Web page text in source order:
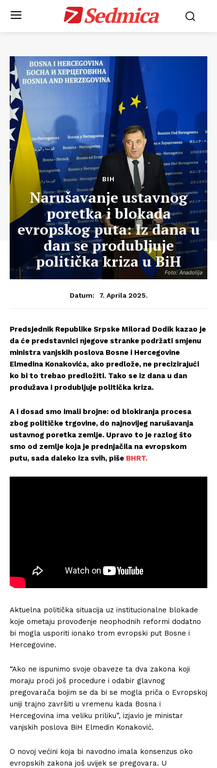
Sedmica
Foto: Anadolija
BIH
Narušavanje ustavnog
poretka i blokada
evropskog puta: Iz dana u
dan se produbljuje
politička kriza u BiH
Datum: 7. Aprila 2025.
Predsjednik Republike Srpske Milorad Dodik kazao je
da će predstavnici njegove stranke podržati smjenu
ministra vanjskih poslova Bosne i Hercegovine
Elmedina Konakovića, ako predlože, ne precizirajući
ko bi to trebao predložiti. Tako se iz dana u dan
produžava i produbljuje politička kriza.
A i dosad smo imali brojne: od blokiranja procesa
zbog političke trgovine, do najnovijeg narušavanja
ustavnog poretka zemlje. Upravo to je razlog što
smo od zemlje koja je prednjačila na evropskom
putu, sada daleko iza svih, piše BHRT.
Aktuelna politička situacija uz institucionalne blokade
koje ometaju provođenje neophodnih reformi dodatno
bi mogla usporiti ionako trom evropski put Bosne i
Hercegovine.
“Ako ne ispunimo svoje obaveze ta dva zakona koji
moraju proći još procedure i odabir glavnog
pregovarača bojim se da bi se mogla priča o Evropskoj
uniji trajno završiti u vremenu kada Bosna i
Hercegovina ima veliku priliku”, izjavio je ministar
vanjskih poslova BiH Elmedin Konaković.
O novoj većini koja bi navodno imala konsenzus oko
evropskih zakona još uvijek se pregovara. U